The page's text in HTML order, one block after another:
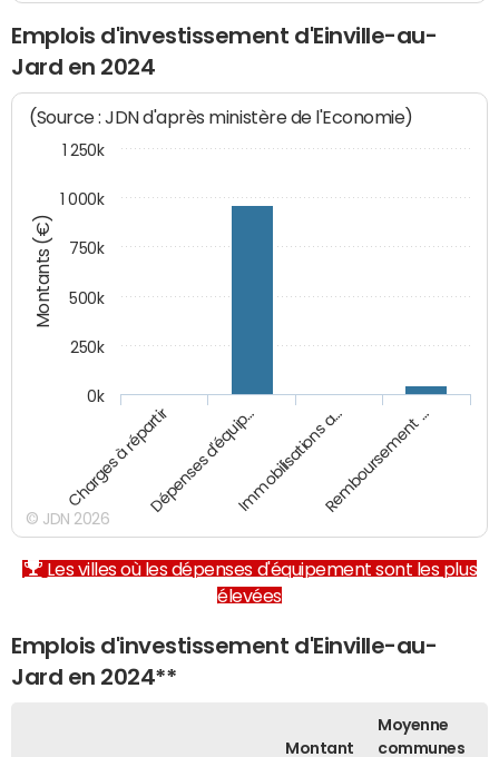
Emplois d'investissement d'Einville-au-
Jard en 2024
Montants (€)
(Source : JDN d'après ministère de l'Economie)
Charges à répartirDépenses d'équip…Immobilisations a…Remboursement …
0k
250k
500k
750k
1 000k
1 250k
© JDN 2026
Les villes où les dépenses d'équipement sont les plus
élevées
Emplois d'investissement d'Einville-au-
Jard en 2024**
Montant
Moyenne
communes